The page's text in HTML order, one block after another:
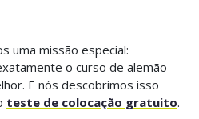
uma missão especial:
o curso de alemão
E nós descobrimos isso
teste de colocação gratuito.